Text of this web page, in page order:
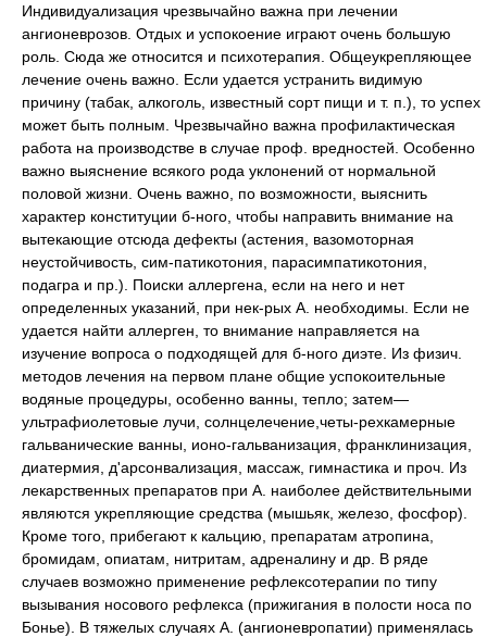
Индивидуализация чрезвычайно важна при лечении
ангионеврозов. Отдых и успокоение играют очень большую
роль. Сюда же относится и психотерапия. Общеукрепляющее
лечение очень важно. Если удается устранить видимую
причину (табак, алкоголь, известный сорт пищи и т. п.), то успех
может быть полным. Чрезвычайно важна профилактическая
работа на производстве в случае проф. вредностей. Особенно
важно выяснение всякого рода уклонений от нормальной
половой жизни. Очень важно, по возможности, выяснить
характер конституции б-ного, чтобы направить внимание на
вытекающие отсюда дефекты (астения, вазомоторная
неустойчивость, сим-патикотония, парасимпатикотония,
подагра и пр.). Поиски аллергена, если на него и нет
определенных указаний, при нек-рых А. необходимы. Если не
удается найти аллерген, то внимание направляется на
изучение вопроса о подходящей для б-ного диэте. Из физич.
методов лечения на первом плане общие успокоительные
водяные процедуры, особенно ванны, тепло; затем—
ультрафиолетовые лучи, солнцелечение,четы-рехкамерные
гальванические ванны, ионо-гальванизация, франклинизация,
диатермия, д'арсонвализация, массаж, гимнастика и проч. Из
лекарственных препаратов при А. наиболее действительными
являются укрепляющие средства (мышьяк, железо, фосфор).
Кроме того, прибегают к кальцию, препаратам атропина,
бромидам, опиатам, нитритам, адреналину и др. В ряде
случаев возможно применение рефлексотерапии по типу
вызывания носового рефлекса (прижигания в полости носа по
Бонье). В тяжелых случаях А. (ангионевропатии) применялась